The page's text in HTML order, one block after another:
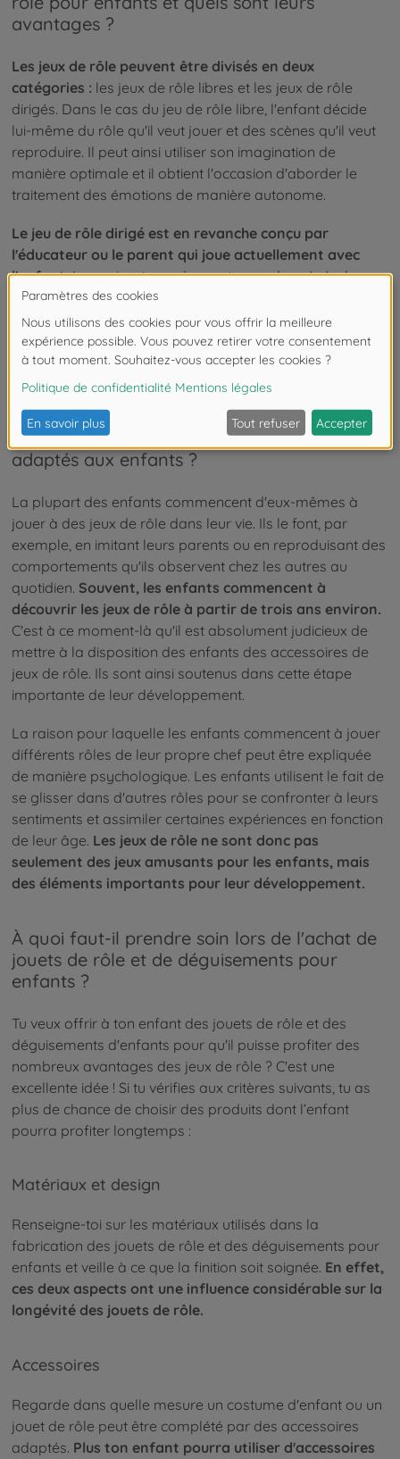
avantages ?
Les jeux de rôle peuvent être divisés en deux
catégories : les jeux de rôle libres et les jeux de rôle
dirigés. Dans le cas du jeu de rôle libre, l'enfant décide
lui-même du rôle qu'il veut jouer et des scènes qu'il veut
reproduire. Il peut ainsi utiliser son imagination de
manière optimale et il obtient l'occasion d'aborder le
traitement des émotions de manière autonome.
Le jeu de rôle dirigé est en revanche conçu par
l'éducateur ou le parent qui joue actuellement avec
l'enfant.Les animateurs donnent un cadre général, par
exemple, en proposant certains thèmes, rôles et
scénarios. Ces jeux de rôle guidés peuvent être utilisés à
merveille pour inviter les enfants à élargir leurs horizons,
pour motiver les enfants plutôt réservés et pour aider les
enfants à se dépasser.
À partir de quel âge les jeux de rôle sont-ils
adaptés aux enfants ?
La plupart des enfants commencent d'eux-mêmes à
jouer à des jeux de rôle dans leur vie. Ils le font, par
exemple, en imitant leurs parents ou en reproduisant des
comportements qu'ils observent chez les autres au
quotidien. Souvent, les enfants commencent à
découvrir les jeux de rôle à partir de trois ans environ.
C'est à ce moment-là qu'il est absolument judicieux de
mettre à la disposition des enfants des accessoires de
jeux de rôle. Ils sont ainsi soutenus dans cette étape
importante de leur développement.
La raison pour laquelle les enfants commencent à jouer
différents rôles de leur propre chef peut être expliquée
de manière psychologique. Les enfants utilisent le fait de
se glisser dans d'autres rôles pour se confronter à leurs
sentiments et assimiler certaines expériences en fonction
de leur âge. Les jeux de rôle ne sont donc pas
seulement des jeux amusants pour les enfants, mais
des éléments importants pour leur développement.
À quoi faut-il prendre soin lors de l'achat de
jouets de rôle et de déguisements pour
enfants ?
Tu veux offrir à ton enfant des jouets de rôle et des
déguisements d'enfants pour qu'il puisse profiter des
nombreux avantages des jeux de rôle ? C'est une
excellente idée ! Si tu vérifies aux critères suivants, tu as
plus de chance de choisir des produits dont l’enfant
pourra profiter longtemps :
Matériaux et design
Renseigne-toi sur les matériaux utilisés dans la
fabrication des jouets de rôle et des déguisements pour
enfants et veille à ce que la finition soit soignée. En effet,
ces deux aspects ont une influence considérable sur la
longévité des jouets de rôle.
Accessoires
Regarde dans quelle mesure un costume d'enfant ou un
jouet de rôle peut être complété par des accessoires
adaptés. Plus ton enfant pourra utiliser d'accessoires